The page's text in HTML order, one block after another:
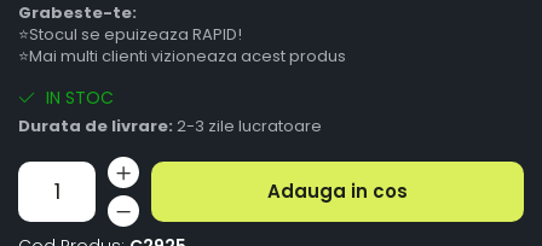
Grabeste-te:
⭐Stocul se epuizeaza RAPID!
⭐Mai multi clienti vizioneaza acest produs
IN STOC
Durata de livrare: 2-3 zile lucratoare
Adauga in cos